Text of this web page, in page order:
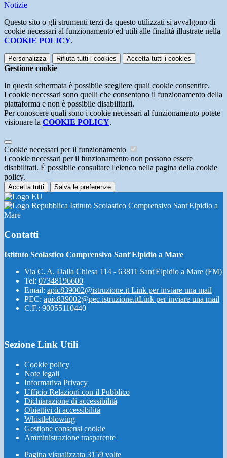
Notizie
Questo sito o gli strumenti terzi da questo utilizzati si avvalgono di
cookie necessari al funzionamento ed utili alle finalità illustrate nella
COOKIE POLICY.
Personalizza Rifiuta tutti i cookies Accetta tutti i cookies
Gestione cookie
In questa schermata è possibile scegliere quali cookie consentire.
I cookie necessari sono quelli che consentono il funzionamento della
piattaforma e non è possibile disabilitarli.
Per conoscere quali sono i cookie necessari al funzionamento potete
visionare la COOKIE POLICY.
Cookie necessari per il funzionamento
I cookie necessari per il funzionamento non possono essere
disabilitati. È possibile consultare l'elenco nella pagina della cookie
policy.
Accetta tutti Salva le preferenze
Istituto Scolastico Comprensivo Sant'Elpidio a
Mare
Contatti
Istituto Scolastico Comprensivo Sant'Elpidio a Mare
Via C. A. Dalla Chiesa 114 - 63811 Sant'Elpidio a Mare (FM)
Tel: 07348196600
Email: apic839002@istruzione.it Link per inviare una mail
PEC: apic839002@pec.istruzione.itLink per inviare una mail
C.F.: 90055110440
Sezione Link Utili
Cookie policy
Note legali
Informativa Privacy
Ufficio Relazioni con il Pubblico
Dichiarazione di accessibilità
Obiettivi di accessibilità
Whistleblowing
Gestione consensi cookie
Amministrazione trasparente
Pagina visualizzata 3159 volte